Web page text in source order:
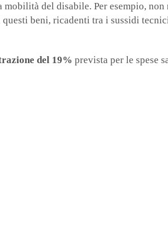
del disabile. Per esempio, non
questi beni, ricadenti tra i sussidi
del 19% prevista per le spese